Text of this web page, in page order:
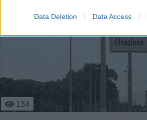
Data Deletion Data Access
134